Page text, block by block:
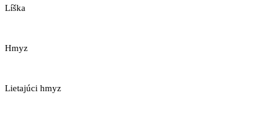
Líška
Hmyz
Lietajúci hmyz